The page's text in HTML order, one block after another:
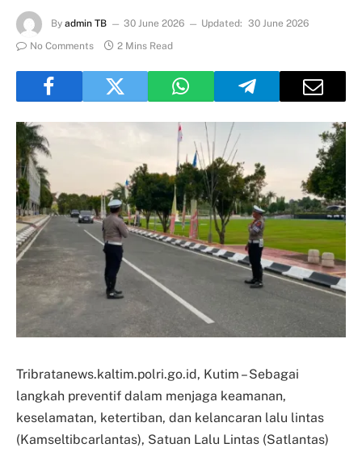
By admin TB 30 June 2026 Updated: 30 June 2026
No Comments
2 Mins Read
Tribratanews.kaltim.polri.go.id, Kutim – Sebagai
langkah preventif dalam menjaga keamanan,
keselamatan, ketertiban, dan kelancaran lalu lintas
(Kamseltibcarlantas), Satuan Lalu Lintas (Satlantas)